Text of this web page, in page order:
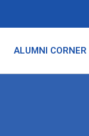
ALUMNI CORNER